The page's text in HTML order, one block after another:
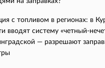
с топливом в регионах: в
вводят систему «четный-
— разрешают